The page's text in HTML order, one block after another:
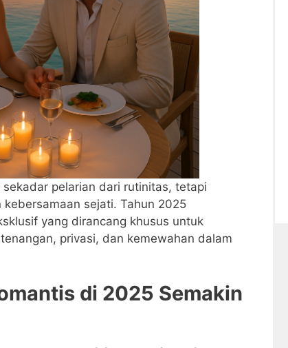
pelarian dari rutinitas, tetapi
sejati. Tahun 2025
yang dirancang khusus untuk
privasi, dan kemewahan dalam
di 2025 Semakin